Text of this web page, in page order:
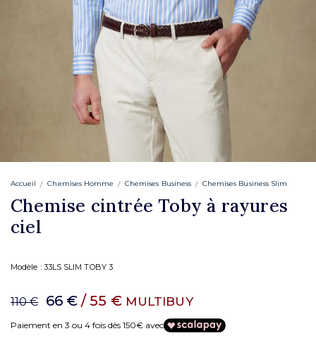
Accueil Chemises Homme Chemises Business Chemises Business Slim
Chemise cintrée Toby à rayures
ciel
Modèle : 33LS SLIM TOBY 3
110 € 66 € / 55 € MULTIBUY
Paiement en 3 ou 4 fois dès 150€ avec